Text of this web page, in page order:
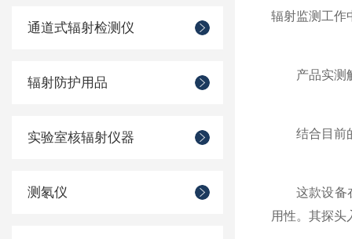
通道式辐射检测仪
辐射防护用品
实验室核辐射仪器
测氡仪
辐射监测工作
产品实测解
结合目前的
这款设备在
用性。其探头